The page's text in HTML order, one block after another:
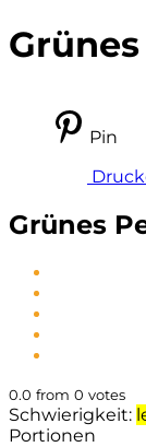
Pin
Grünes
0.0 from 0 votes
Schwierigkeit:
Portionen